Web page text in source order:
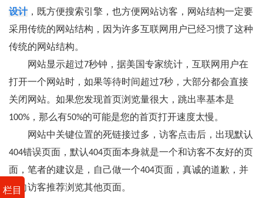
栏目
设计，既方便搜索引擎，也方便网站访客，网站结构一定要
采用传统的网站结构，因为许多互联网用户已经习惯了这种
传统的网站结构。
网站显示超过7秒钟，据美国专家统计，互联网用户在
打开一个网站时，如果等待时间超过7秒，大部分都会直接
关闭网站。如果您发现首页浏览量很大，跳出率基本是
100%，那么有50%的可能是您的首页打开速度太慢。
网站中关键位置的死链接过多，访客点击后，出现默认
404错误页面，默认404页面本身就是一个和访客不友好的页
面，笔者的建议是，自己做一个404页面，真诚的道歉，并
且向访客推荐浏览其他页面。